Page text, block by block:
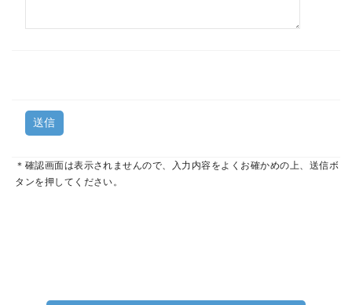
＊確認画面は表示されませんので、入力内容をよくお確かめの上、送信ボ
タンを押してください。